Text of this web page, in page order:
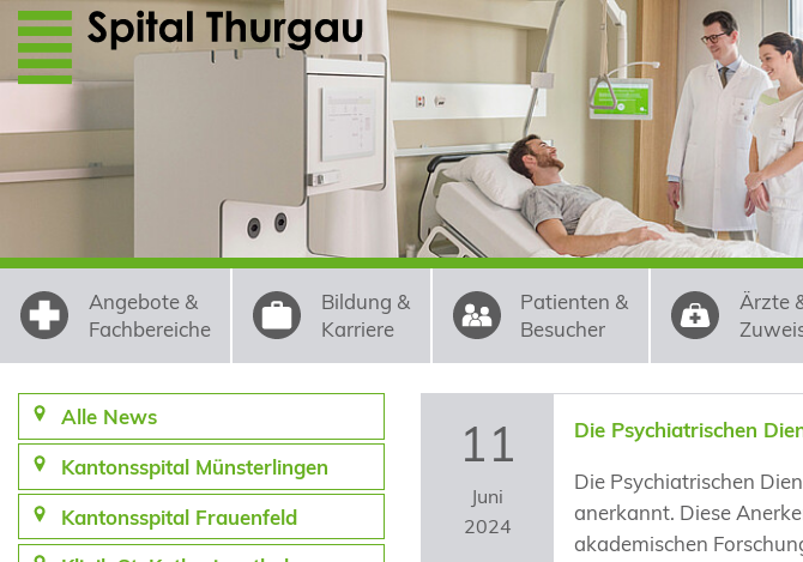
Direkt zum Inhalt
Angebote &
Fachbereiche
Bildung &
Karriere
Patienten &
Besucher
Ärzte
Alle News
Kantonsspital Münsterlingen
Kantonsspital Frauenfeld
11
Juni
2024
Die Psychiatrischen
Die Psychiatrischen
anerkannt. Diese
akademischen